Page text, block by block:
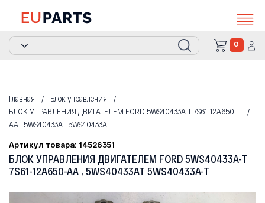
0
Главная
Блок управления
БЛОК УПРАВЛЕНИЯ ДВИГАТЕЛЕМ FORD 5WS40433A-T 7S61-12A650-
AA , 5WS40433AT 5WS40433A-T
Артикул товара: 14526351
БЛОК УПРАВЛЕНИЯ ДВИГАТЕЛЕМ FORD 5WS40433A-T
7S61-12A650-AA , 5WS40433AT 5WS40433A-T